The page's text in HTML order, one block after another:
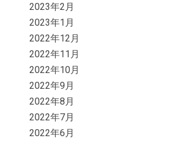
2023年2月
2023年1月
2022年12月
2022年11月
2022年10月
2022年9月
2022年8月
2022年7月
2022年6月